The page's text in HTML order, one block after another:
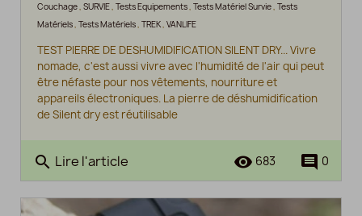
Couchage, SURVIE, Tests Equipements, Tests Matériel Survie, Tests
Matériels, Tests Matériels, TREK, VANLIFE
TEST PIERRE DE DESHUMIDIFICATION SILENT DRY... Vivre
nomade, c'est aussi vivre avec l'humidité de l'air qui peut
être néfaste pour nos vêtements, nourriture et
appareils électroniques. La pierre de déshumidification
de Silent dry est réutilisable
search Lire l'article comment 0
remove_red_eye 683